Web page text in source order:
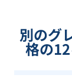
別のグ
格の